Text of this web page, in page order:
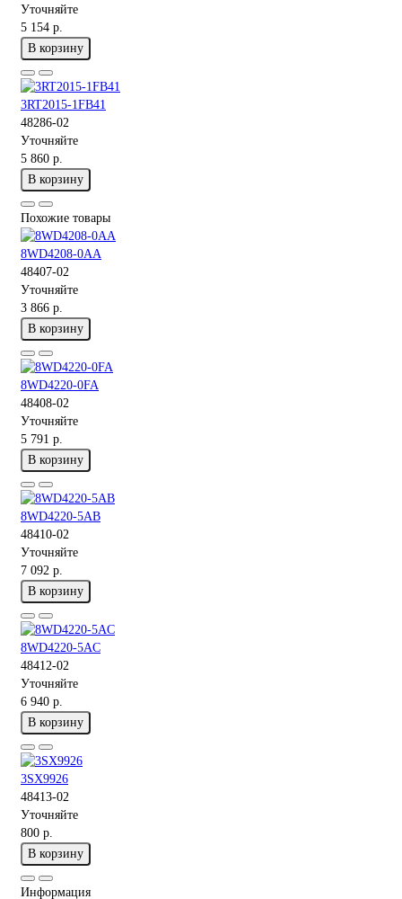
Уточняйте
5 154 р.
В корзину
3RT2015-1FB41
48286-02
Уточняйте
5 860 р.
В корзину
Похожие товары
8WD4208-0AA
48407-02
Уточняйте
3 866 р.
В корзину
8WD4220-0FA
48408-02
Уточняйте
5 791 р.
В корзину
8WD4220-5AB
48410-02
Уточняйте
7 092 р.
В корзину
8WD4220-5AC
48412-02
Уточняйте
6 940 р.
В корзину
3SX9926
48413-02
Уточняйте
800 р.
В корзину
Информация